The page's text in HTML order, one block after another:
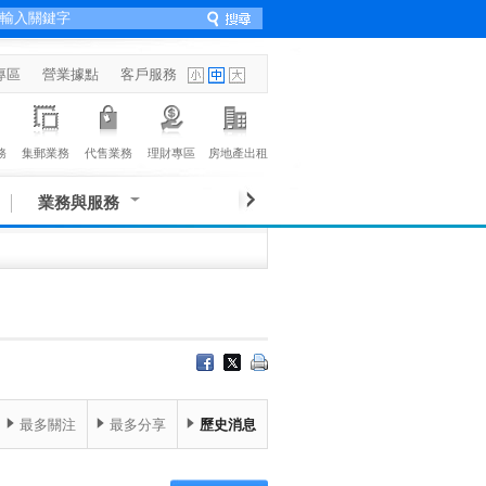
區 營業據點 客戶服務
集郵業務 代售業務 理財專區 房地產出租
業務與服務
最多關注 最多分享 歷史消息